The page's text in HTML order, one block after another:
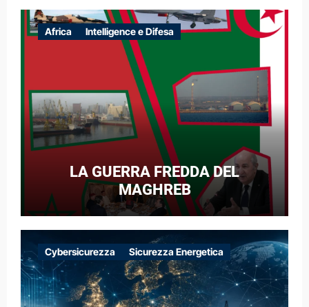
Africa Intelligence e Difesa
LA GUERRA FREDDA DEL
MAGHREB
Cybersicurezza Sicurezza Energetica